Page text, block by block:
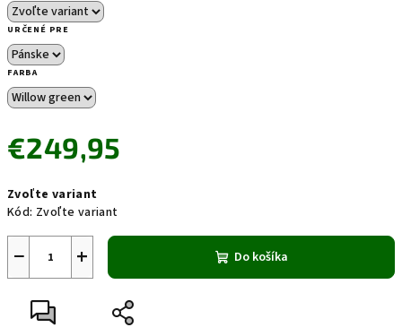
URČENÉ PRE
FARBA
€249,95
cena:
Zvoľte variant
Kód: Zvoľte variant
+
− Do košíka